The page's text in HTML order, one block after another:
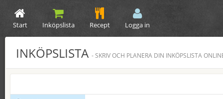
Start Inköpslista Recept Logga in
INKÖPSLISTA - SKRIV OCH PLANERA DIN INKÖPSLISTA